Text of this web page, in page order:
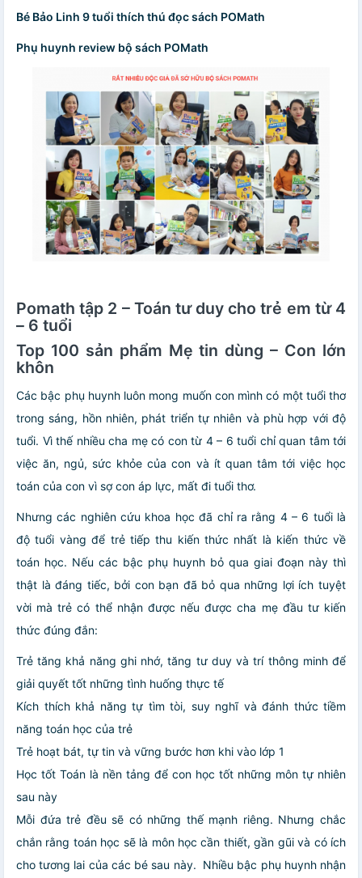
Bé Bảo Linh 9 tuổi thích thú đọc sách POMath
Phụ huynh review bộ sách POMath
Pomath tập 2 – Toán tư duy cho trẻ em từ 4
– 6 tuổi
Top 100 sản phẩm Mẹ tin dùng – Con lớn
khôn
Các bậc phụ huynh luôn mong muốn con mình có một tuổi thơ
trong sáng, hồn nhiên, phát triển tự nhiên và phù hợp với độ
tuổi. Vì thế nhiều cha mẹ có con từ 4 – 6 tuổi chỉ quan tâm tới
việc ăn, ngủ, sức khỏe của con và ít quan tâm tới việc học
toán của con vì sợ con áp lực, mất đi tuổi thơ.
Nhưng các nghiên cứu khoa học đã chỉ ra rằng 4 – 6 tuổi là
độ tuổi vàng để trẻ tiếp thu kiến thức nhất là kiến thức về
toán học. Nếu các bậc phụ huynh bỏ qua giai đoạn này thì
thật là đáng tiếc, bởi con bạn đã bỏ qua những lợi ích tuyệt
vời mà trẻ có thể nhận được nếu được cha mẹ đầu tư kiến
thức đúng đắn:
Trẻ tăng khả năng ghi nhớ, tăng tư duy và trí thông minh để
giải quyết tốt những tình huống thực tế
Kích thích khả năng tự tìm tòi, suy nghĩ và đánh thức tiềm
năng toán học của trẻ
Trẻ hoạt bát, tự tin và vững bước hơn khi vào lớp 1
Học tốt Toán là nền tảng để con học tốt những môn tự nhiên
sau này
Mỗi đứa trẻ đều sẽ có những thế mạnh riêng. Nhưng chắc
chắn rằng toán học sẽ là môn học cần thiết, gần gũi và có ích
cho tương lai của các bé sau này. Nhiều bậc phụ huynh nhận